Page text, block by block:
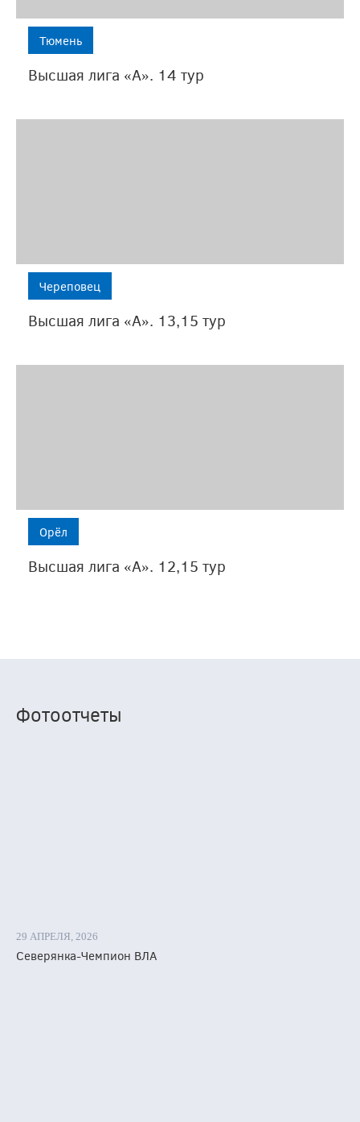
Тюмень
Высшая лига «А». 14 тур
Череповец
Высшая лига «А». 13,15 тур
Орёл
Высшая лига «А». 12,15 тур
Фотоотчеты
29 АПРЕЛЯ, 2026
Северянка-Чемпион ВЛА